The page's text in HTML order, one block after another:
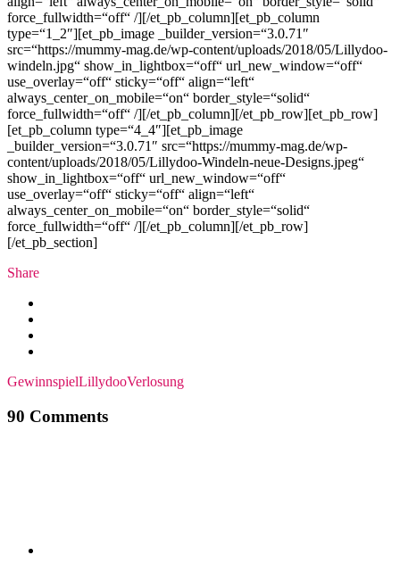
force_fullwidth=“off“ /][/et_pb_column][et_pb_column
type=“1_2″][et_pb_image _builder_version=“3.0.71″
src=“https://mummy-mag.de/wp-content/uploads/2018/05/Lillydoo-
windeln.jpg“ show_in_lightbox=“off“ url_new_window=“off“
use_overlay=“off“ sticky=“off“ align=“left“
always_center_on_mobile=“on“ border_style=“solid“
force_fullwidth=“off“ /][/et_pb_column][/et_pb_row][et_pb_row]
[et_pb_column type=“4_4″][et_pb_image
_builder_version=“3.0.71″ src=“https://mummy-mag.de/wp-
content/uploads/2018/05/Lillydoo-Windeln-neue-Designs.jpeg“
show_in_lightbox=“off“ url_new_window=“off“
use_overlay=“off“ sticky=“off“ align=“left“
always_center_on_mobile=“on“ border_style=“solid“
force_fullwidth=“off“ /][/et_pb_column][/et_pb_row]
[/et_pb_section]
Share
GewinnspielLillydooVerlosung
90 Comments